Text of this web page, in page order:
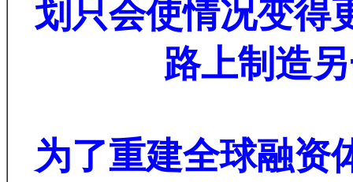
划只会使情况变得
路上制造
为了重建全球融资